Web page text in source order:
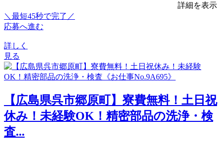
詳細を表示
＼最短45秒で完了／
応募へ進む
詳しく
見る
【広島県呉市郷原町】寮費無料！土日祝
休み！未経験OK！精密部品の洗浄・検
査...